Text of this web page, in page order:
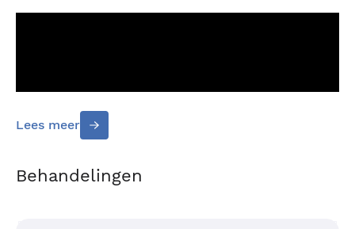
Lees meer
Behandelingen